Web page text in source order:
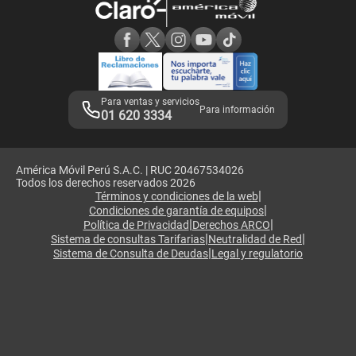
Adquirientes iPhone 6, 6S y SE
Mensaje de Seguridad
Términos y Condiciones de Tienda Claro
Libro de Reclamaciones
Legales de marketplace
Para ventas y servicios
01 620 3334 Para información
América Móvil Perú S.A.C. | RUC 20467534026
Todos los derechos reservados 2026
Términos y condiciones de la web|
Condiciones de garantía de equipos|
Política de Privacidad|Derechos ARCO|
Sistema de consultas Tarifarias|Neutralidad de Red|
Sistema de Consulta de Deudas|Legal y regulatorio